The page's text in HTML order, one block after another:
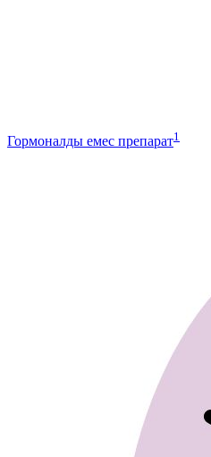
Гормоналды емес препарат1